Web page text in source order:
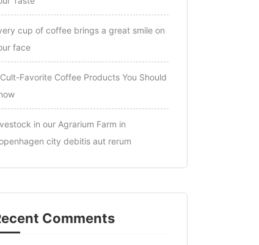
cup of coffee brings a great smile on
face
Favorite Coffee Products You Should
in our Agrarium Farm in
city debitis aut rerum
Comments